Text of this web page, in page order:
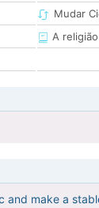
Mudar
A religião
and make a